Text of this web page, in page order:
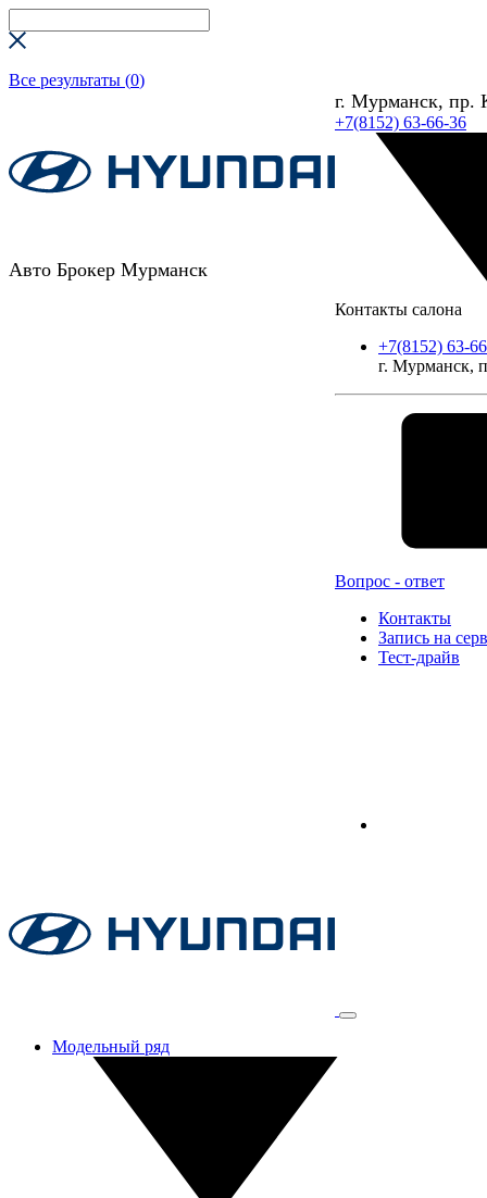
Все результаты (0)
Авто Брокер Мурманск
г. Мурманск, пр.
+7(8152) 63-66-36
Контакты салона
+7(8152) 63-
г. Мурманск,
Вопрос - ответ
Контакты
Запись на
Тест-драйв
Модельный ряд